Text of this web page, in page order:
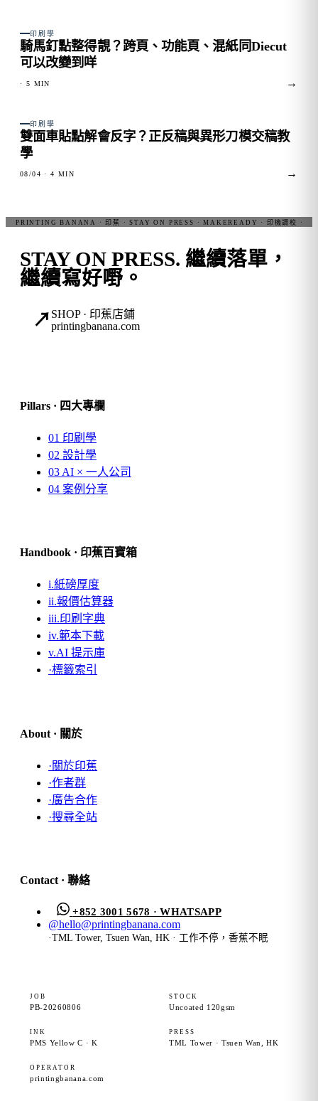
FIG. 02
印刷學
騎馬釘點整得靚？跨頁、功能頁、混紙同Diecut
可以改變到咩
· 5 MIN →
FIG. 03
印刷學
雙面車貼點解會反字？正反稿與異形刀模交稿教
學
08/04 · 4 MIN →
STAY ON PRESS. 繼續落單，
繼續寫好嘢。
↗ SHOP · 印蕉店鋪
printingbanana.com
Pillars · 四大專欄
01 印刷學
02 設計學
03 AI × 一人公司
04 案例分享
Handbook · 印蕉百寶箱
i.紙磅厚度
ii.報價估算器
iii.印刷字典
iv.範本下載
v.AI 提示庫
·標籤索引
About · 關於
·關於印蕉
·作者群
·廣告合作
·搜尋全站
Contact · 聯絡
+852 3001 5678 · WHATSAPP
@hello@printingbanana.com
·TML Tower, Tsuen Wan, HK · 工作不停，香蕉不眠
JOB
PB-20260806
STOCK
Uncoated 120gsm
INK
PMS Yellow C · K
PRESS
TML Tower · Tsuen Wan, HK
OPERATOR
printingbanana.com